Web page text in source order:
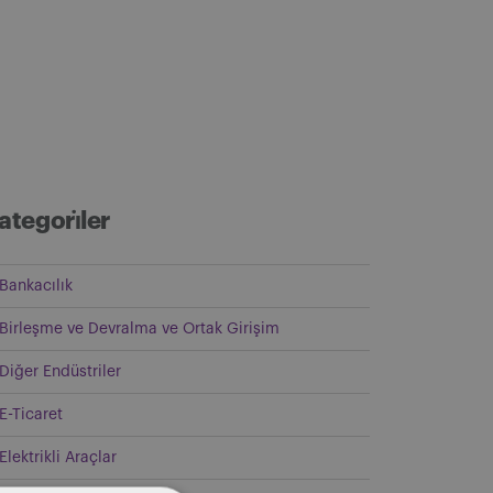
Bankacılık
Birleşme ve Devralma ve Ortak Girişim
Diğer Endüstriler
E-Ticaret
Elektrikli Araçlar